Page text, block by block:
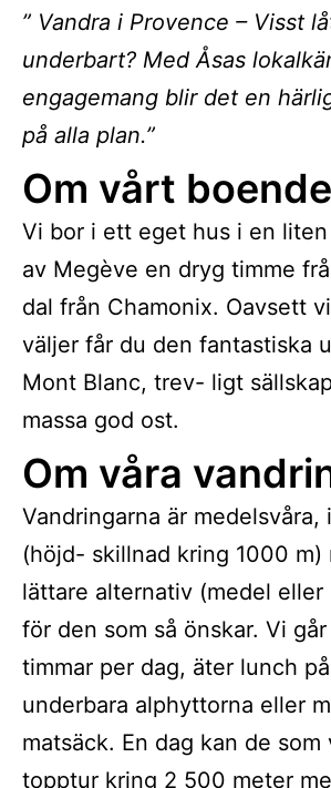
” Vandra i Provence – Visst
underbart? Med Åsas
engagemang blir det en
på alla plan.”
Om vårt boende
Vi bor i ett eget hus i en
av Megève en dryg timme
dal från Chamonix. Oavsett
väljer får du den fantastiska
Mont Blanc, trev- ligt
massa god ost.
Om våra
Vandringarna är medelsvåra,
(höjd- skillnad kring 1000
lättare alternativ (medel eller
för den som så önskar. Vi
timmar per dag, äter lunch
underbara alphyttorna eller
matsäck. En dag kan de som
topptur kring 2 500 meter